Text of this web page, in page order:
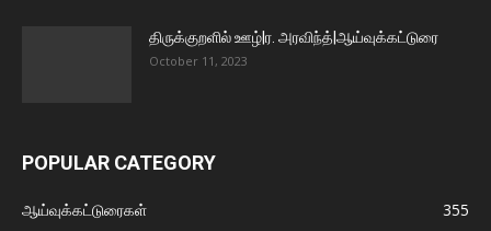
திருக்குறளில் ஊழ்|ர. அரவிந்த்|ஆய்வுக்கட்டுரை
October 11, 2023
POPULAR CATEGORY
ஆய்வுக்கட்டுரைகள்
355